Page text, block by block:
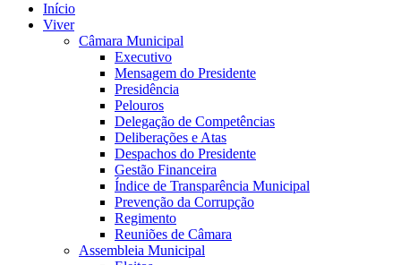
Início
Viver
Câmara Municipal
Executivo
Mensagem do Presidente
Presidência
Pelouros
Delegação de Competências
Deliberações e Atas
Despachos do Presidente
Gestão Financeira
Índice de Transparência Municipal
Prevenção da Corrupção
Regimento
Reuniões de Câmara
Assembleia Municipal